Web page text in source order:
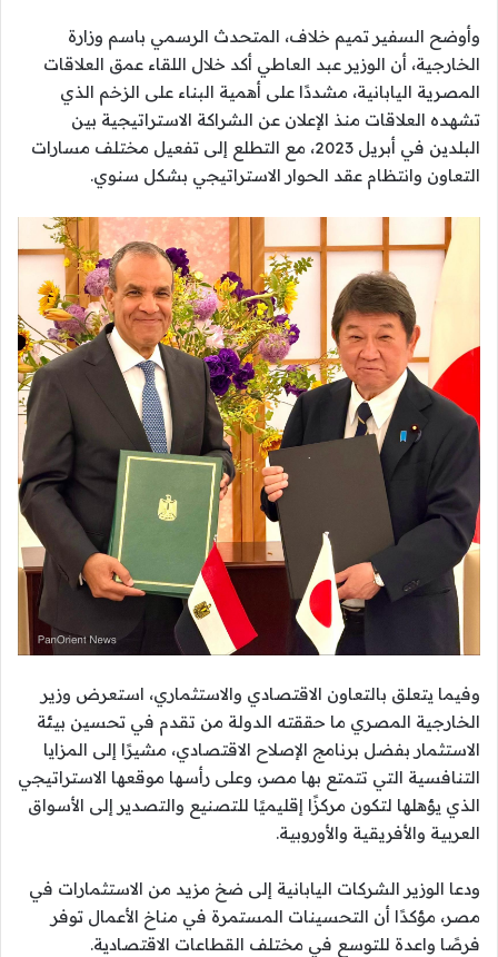
وأوضح السفير تميم خلاف، المتحدث الرسمي باسم وزارة
الخارجية، أن الوزير عبد العاطي أكد خلال اللقاء عمق العلاقات
المصرية اليابانية، مشددًا على أهمية البناء على الزخم الذي
تشهده العلاقات منذ الإعلان عن الشراكة الاستراتيجية بين
البلدين في أبريل 2023، مع التطلع إلى تفعيل مختلف مسارات
التعاون وانتظام عقد الحوار الاستراتيجي بشكل سنوي.
وفيما يتعلق بالتعاون الاقتصادي والاستثماري، استعرض وزير
الخارجية المصري ما حققته الدولة من تقدم في تحسين بيئة
الاستثمار بفضل برنامج الإصلاح الاقتصادي، مشيرًا إلى المزايا
التنافسية التي تتمتع بها مصر، وعلى رأسها موقعها الاستراتيجي
الذي يؤهلها لتكون مركزًا إقليميًا للتصنيع والتصدير إلى الأسواق
العربية والأفريقية والأوروبية.
ودعا الوزير الشركات اليابانية إلى ضخ مزيد من الاستثمارات في
مصر، مؤكدًا أن التحسينات المستمرة في مناخ الأعمال توفر
فرصًا واعدة للتوسع في مختلف القطاعات الاقتصادية.